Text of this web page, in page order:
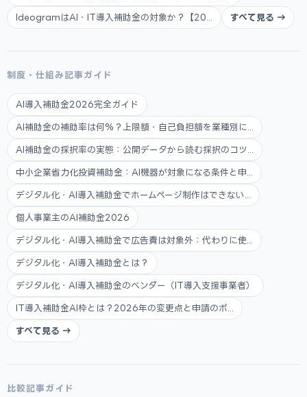
IdeogramはAI・IT導入補助金の対象か？【20... すべて見る →
制度・仕組み記事ガイド
AI導入補助金2026完全ガイド
AI補助金の補助率は何%？上限額・自己負担額を業種別に...
AI補助金の採択率の実態：公開データから読む採択のコツ...
中小企業省力化投資補助金：AI機器が対象になる条件と申...
デジタル化・AI導入補助金でホームページ制作はできない...
個人事業主のAI補助金2026
デジタル化・AI導入補助金で広告費は対象外：代わりに使...
デジタル化・AI導入補助金とは？
デジタル化・AI導入補助金のベンダー（IT導入支援事業者）
IT導入補助金AI枠とは？2026年の変更点と申請のポ...
すべて見る →
比較記事ガイド